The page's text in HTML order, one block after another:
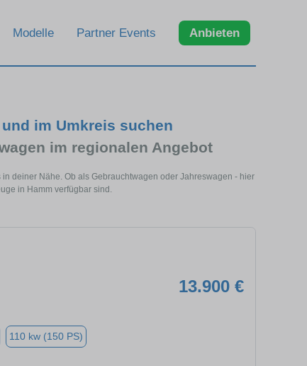
Modelle Partner Events Anbieten
im Umkreis suchen
im regionalen Angebot
deiner Nähe. Ob als Gebrauchtwagen oder Jahreswagen - hier
in Hamm verfügbar sind.
13.900 €
110 kw (150 PS)